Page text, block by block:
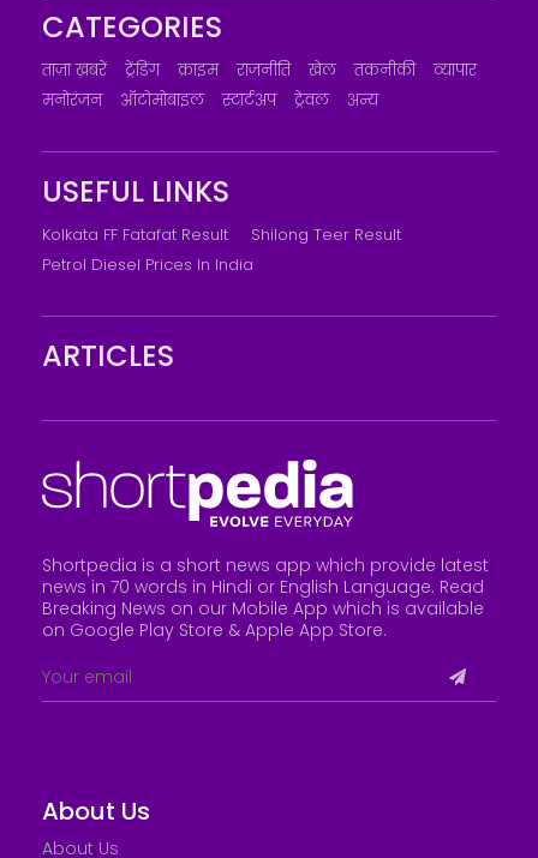
CATEGORIES
ताज़ा ख़बरें ट्रेंडिंग क्राइम राजनीति खेल तकनीकी
व्यापार
मनोरंजन
ऑटोमोबाइल स्टार्टअप ट्रेवल अन्य
USEFUL LINKS
Kolkata FF Fatafat Result
Shilong Teer Result
Petrol Diesel Prices In India
ARTICLES
Shortpedia is a short news app which provide latest
news in 70 words in Hindi or English Language. Read
Breaking News on our Mobile App which is available
on Google Play Store & Apple App Store.
About Us
About Us